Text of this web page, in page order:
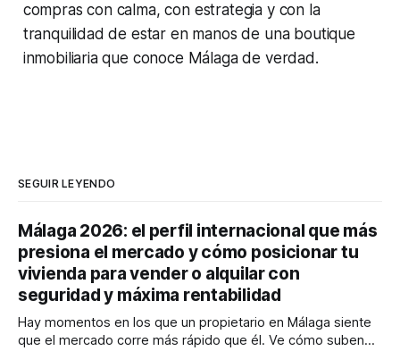
compras con calma, con estrategia y con la
tranquilidad de estar en manos de una boutique
inmobiliaria que conoce Málaga de verdad.
SEGUIR LEYENDO
Málaga 2026: el perfil internacional que más
presiona el mercado y cómo posicionar tu
vivienda para vender o alquilar con
seguridad y máxima rentabilidad
Hay momentos en los que un propietario en Málaga siente
que el mercado corre más rápido que él. Ve cómo suben